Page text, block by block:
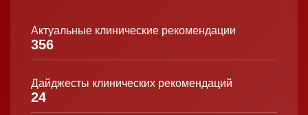
Актуальные клинические рекомендации
356
Дайджесты клинических рекомендаций
24